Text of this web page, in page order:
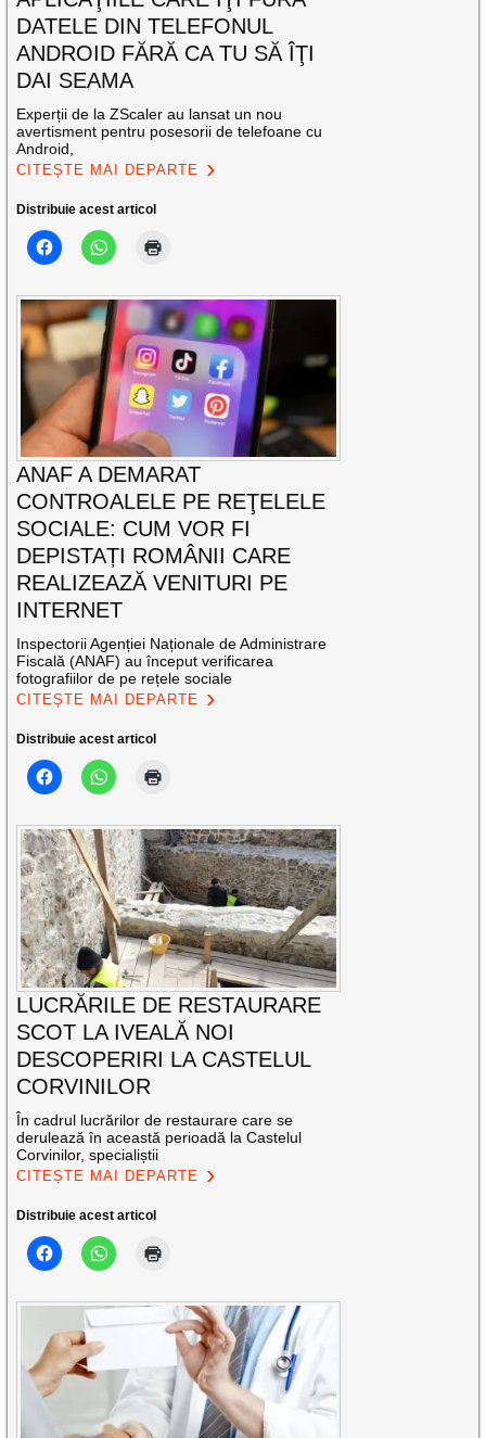
DATELE DIN TELEFONUL
ANDROID FĂRĂ CA TU SĂ ÎŢI
DAI SEAMA
Experții de la ZScaler au lansat un nou
avertisment pentru posesorii de telefoane cu
Android,
CITEȘTE MAI DEPARTE
Distribuie acest articol
ANAF A DEMARAT
CONTROALELE PE REŢELELE
SOCIALE: CUM VOR FI
DEPISTAȚI ROMÂNII CARE
REALIZEAZĂ VENITURI PE
INTERNET
Inspectorii Agenției Naționale de Administrare
Fiscală (ANAF) au început verificarea
fotografiilor de pe rețele sociale
CITEȘTE MAI DEPARTE
Distribuie acest articol
LUCRĂRILE DE RESTAURARE
SCOT LA IVEALĂ NOI
DESCOPERIRI LA CASTELUL
CORVINILOR
În cadrul lucrărilor de restaurare care se
derulează în această perioadă la Castelul
Corvinilor, specialiștii
CITEȘTE MAI DEPARTE
Distribuie acest articol